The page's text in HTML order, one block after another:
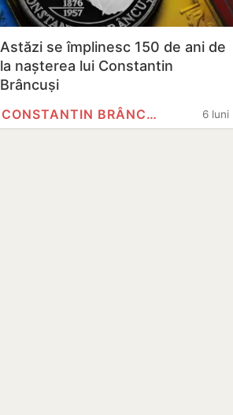
Astăzi se împlinesc 150 de ani de
la nașterea lui Constantin
Brâncuși
6 luni
CONSTANTIN BRÂNCUȘI